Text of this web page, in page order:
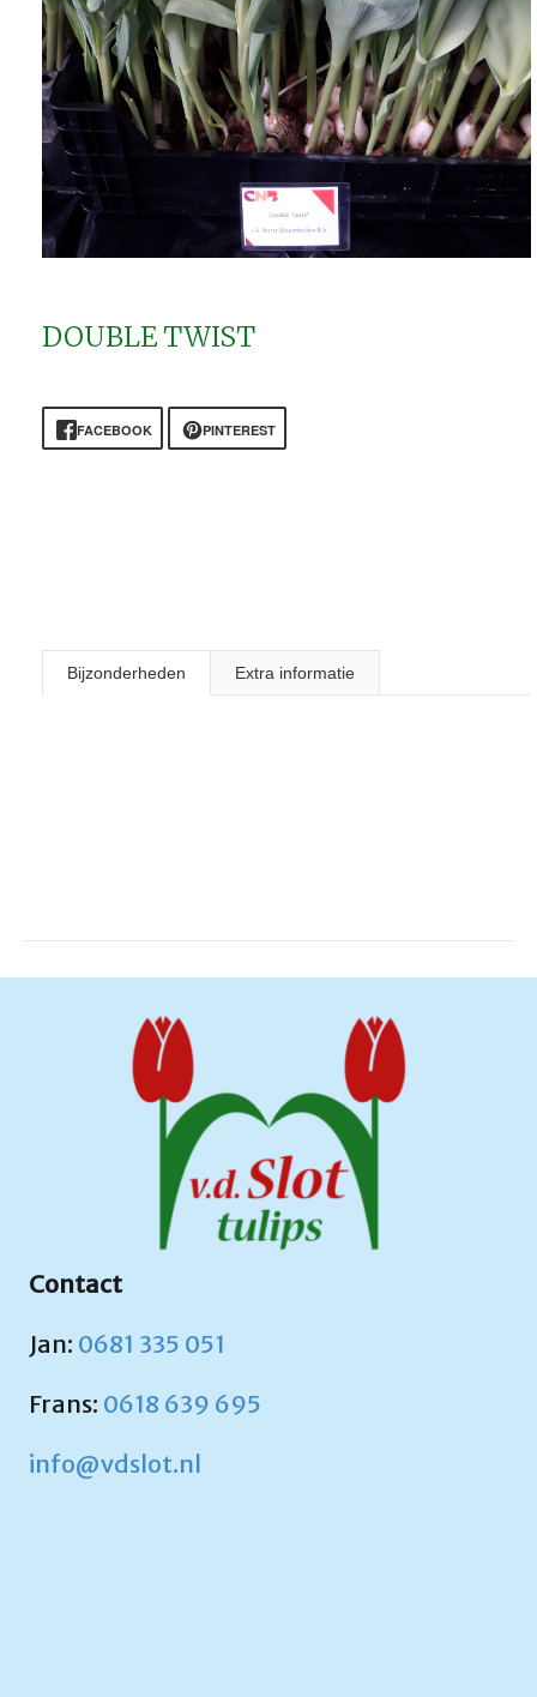
DOUBLE TWIST
FACEBOOK PINTEREST
Bijzonderheden Extra informatie
Contact
Jan: 0681 335 051
Frans: 0618 639 695
info@vdslot.nl